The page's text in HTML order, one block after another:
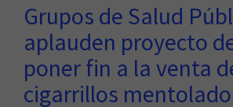
Grupos de Salud
aplauden proyecto
poner fin a la venta
cigarrillos